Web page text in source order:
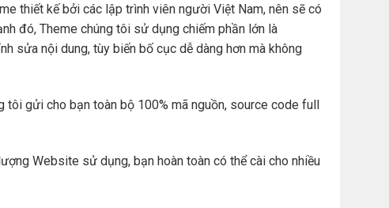
thiết kế bởi các lập trình viên người Việt Nam, nên sẽ có
đó, Theme chúng tôi sử dụng chiếm phần lớn là
sửa nội dung, tùy biến bố cục dễ dàng hơn mà không
tôi gửi cho bạn toàn bộ 100% mã nguồn, source code full
Website sử dụng, bạn hoàn toàn có thể cài cho nhiều